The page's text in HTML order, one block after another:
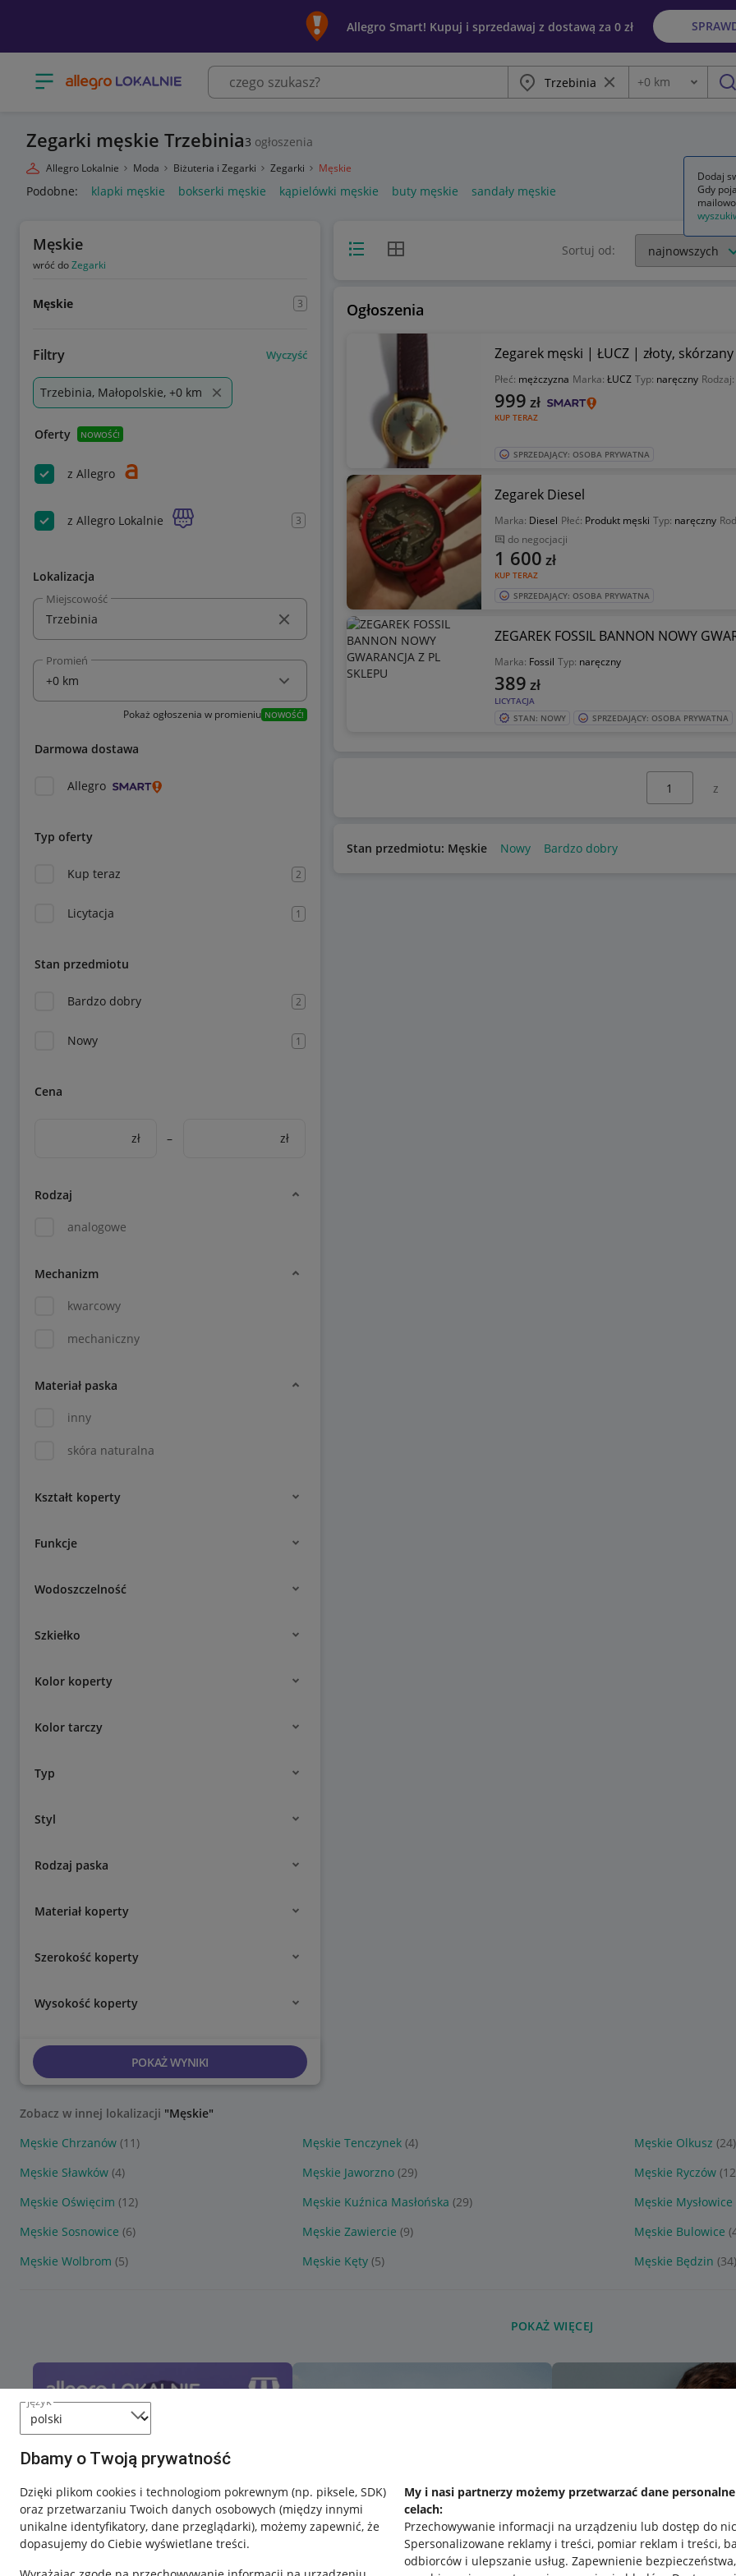
język
Dbamy o Twoją prywatność
Dzięki plikom cookies i technologiom pokrewnym (np. piksele, SDK)
oraz przetwarzaniu Twoich danych osobowych (między innymi
unikalne identyfikatory, dane przeglądarki), możemy zapewnić, że
dopasujemy do Ciebie wyświetlane treści.
My i nasi partnerzy możemy przetwarzać dane
celach:
Przechowywanie informacji na urządzeniu lub dostęp do
Spersonalizowane reklamy i treści, pomiar reklam i treści,
odbiorców i ulepszanie usług. Zapewnienie bezpieczeństwa,
Allegro Smart! Kupuj i sprzedawaj z dostawą za 0 zł
Otwórz menu z kategoriami Miasto Wyczyść frazę
Odległość
+0 km
Zegarki męskie Trzebinia3 ogłoszenia
Allegro Lokalnie Moda Biżuteria i Zegarki Zegarki Męskie
Podobne: klapki męskie bokserki męskie kąpielówki męskie buty męskie sandały męskie
Męskie
wróć doZegarki
Męskie 3
Filtry Wyczyść
Trzebinia, Małopolskie, +0 km
Oferty NOWOŚĆ!
z Allegro
z Allegro Lokalnie 3
Lokalizacja
Miejscowość
Promień
Pokaż ogłoszenia w promieniu NOWOŚĆ!
Darmowa dostawa
Allegro
Typ oferty
Kup teraz 2
Licytacja 1
Stan przedmiotu
Bardzo dobry 2
Nowy 1
Cena
zł – zł
Rodzaj
analogowe
Mechanizm
kwarcowy
mechaniczny
Materiał paska
inny
skóra naturalna
Kształt koperty
Funkcje
Wodoszczelność
Szkiełko
Kolor koperty
Kolor tarczy
Typ
Styl
Rodzaj paska
Materiał koperty
Szerokość koperty
Wysokość koperty
POKAŻ WYNIKI
Widok listyWidok siatki Sortuj od:
Ogłoszenia
Zegarek męski | ŁUCZ | złoty, skórzany
Płeć: mężczyzna Marka: ŁUCZ Typ: naręczny Rodzaj:
KUP TERAZ
999 zł
SPRZEDAJĄCY: OSOBA PRYWATNA
Zegarek Diesel
Marka: Diesel Płeć: Produkt męski Typ: naręczny
do negocjacji
KUP TERAZ
1 600 zł
SPRZEDAJĄCY: OSOBA PRYWATNA
ZEGAREK FOSSIL BANNON NOWY
Marka: Fossil Typ: naręczny
LICYTACJA
389 zł
STAN: NOWY SPRZEDAJĄCY: OSOBA PRYWATNA
z
Stan przedmiotu: Męskie Nowy Bardzo dobry
Zobacz w innej lokalizacji "Męskie"
Męskie Chrzanów (11) Męskie Tenczynek (4) Męskie Olkusz (24)
Męskie Sławków (4) Męskie Jaworzno (29) Męskie Ryczów
Męskie Oświęcim (12) Męskie Kuźnica Masłońska (29) Męskie Mysłowice
Męskie Sosnowice (6) Męskie Zawiercie (9) Męskie Bulowice
Męskie Wolbrom (5) Męskie Kęty (5) Męskie Będzin (34)
POKAŻ WIĘCEJ
Dodaj
Gdy